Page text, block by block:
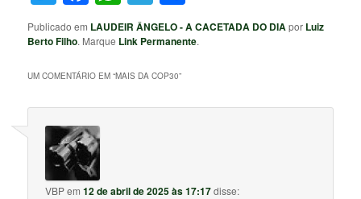
Publicado em LAUDEIR ÂNGELO - A CACETADA DO DIApor Luiz
Berto Filho. Marque Link Permanente.
UM COMENTÁRIO EM “MAIS DA COP30”
VBPem12 de abril de 2025 às 17:17disse: